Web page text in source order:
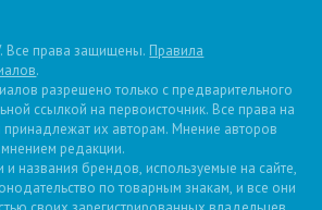
Все права защищены. Правила
.
разрешено только с предварительного
ссылкой на первоисточник. Все права на
принадлежат их авторам. Мнение авторов
редакции.
и названия брендов, используемые на сайте,
по товарным знакам, и все они